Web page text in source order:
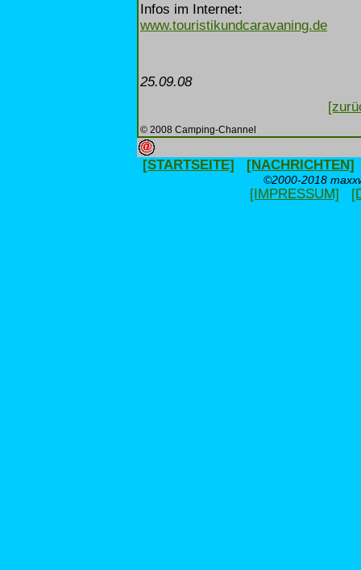
Infos im Internet:
www.touristikundcaravaning.de
25.09.08
© 2008 Camping-Channel
[STARTSEITE] [NACHRICHTEN]
©2000-2018
[IMPRESSUM]